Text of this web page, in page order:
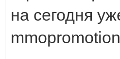
на сегодня